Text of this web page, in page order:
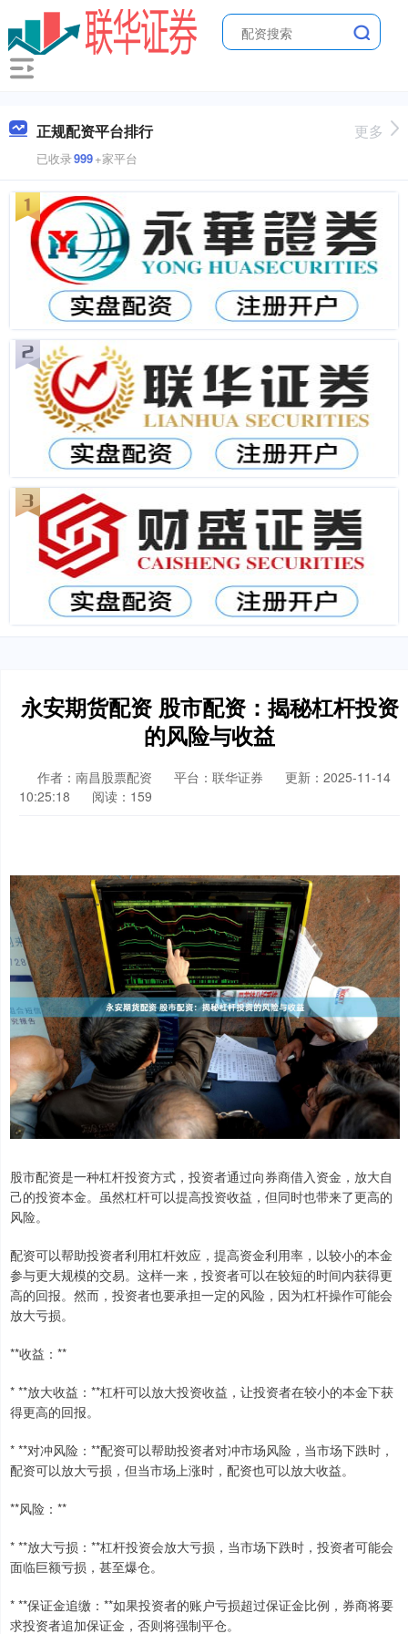
正规配资平台排行
已收录999+家平台
更多
永安期货配资 股市配资：揭秘杠杆投资
的风险与收益
作者：南昌股票配资 平台：联华证券
更新：2025-11-14
10:25:18
阅读：159
股市配资是一种杠杆投资方式，投资者通过向券商借入资金，放大自
己的投资本金。虽然杠杆可以提高投资收益，但同时也带来了更高的
风险。
配资可以帮助投资者利用杠杆效应，提高资金利用率，以较小的本金
参与更大规模的交易。这样一来，投资者可以在较短的时间内获得更
高的回报。然而，投资者也要承担一定的风险，因为杠杆操作可能会
放大亏损。
**收益：**
* **放大收益：**杠杆可以放大投资收益，让投资者在较小的本金下获
得更高的回报。
* **对冲风险：**配资可以帮助投资者对冲市场风险，当市场下跌时，
配资可以放大亏损，但当市场上涨时，配资也可以放大收益。
**风险：**
* **放大亏损：**杠杆投资会放大亏损，当市场下跌时，投资者可能会
面临巨额亏损，甚至爆仓。
* **保证金追缴：**如果投资者的账户亏损超过保证金比例，券商将要
求投资者追加保证金，否则将强制平仓。